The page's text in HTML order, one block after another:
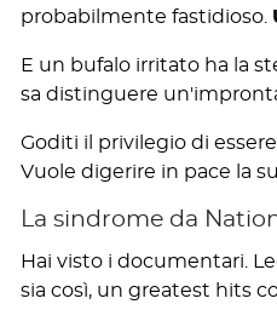
probabilmente fastidioso.
E un bufalo irritato ha la
sa distinguere
Goditi il privilegio di
Vuole digerire in pace la
La sindrome da
Hai visto i documentari.
sia così, un greatest hits